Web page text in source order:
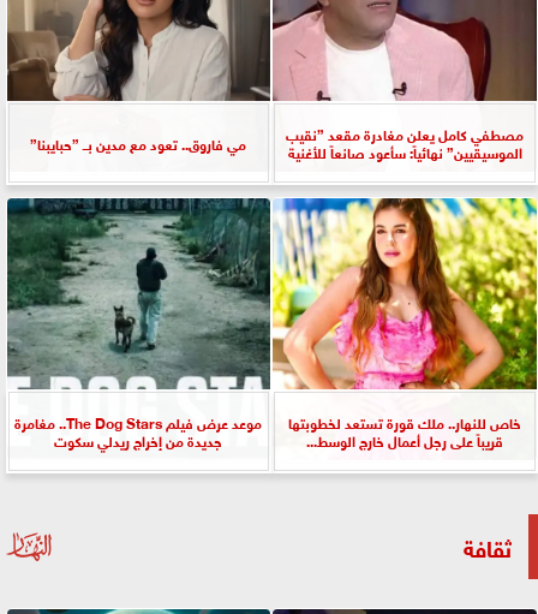
مصطفي كامل يعلن مغادرة مقعد ”نقيب
الموسيقيين” نهائياً: سأعود صانعاً للأغنية مي فاروق.. تعود مع مدين بــ ”حبايبنا”
خاص للنهار.. ملك قورة تستعد لخطوبتها
قريباً على رجل أعمال خارج الوسط...
موعد عرض فيلم The Dog Stars.. مغامرة
جديدة من إخراج ريدلي سكوت
ثقافة